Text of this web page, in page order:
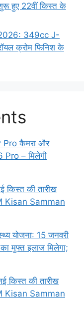
हुए 22वीं किस्त के
349cc J-
क्रोम फिनिश के
कैमरा और
Pro – मिलेगी
किस्त की तारीख
Kisan Samman
योजना: 15 जनवरी
मुफ्त इलाज मिलेगा;
किस्त की तारीख
Kisan Samman